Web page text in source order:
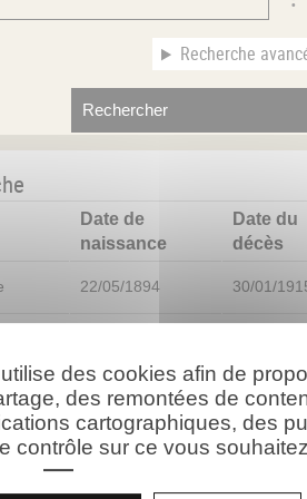
Recherche
Date de
naissance
Date du
décès
22/05/1894 30/01/
22/05/1894 30/01/
20/04/1891 12/10/1914
des cookies afin de
des remontées de
cartographiques, des
contrôle sur ce vous